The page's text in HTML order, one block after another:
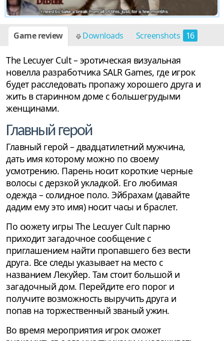
Game review Downloads Screenshots 16
The Lecuyer Cult – эротическая визуальная
новелла разработчика SALR Games, где игрок
будет расследовать пропажу хорошего друга и
жить в старинном доме с большегрудыми
женщинами.
Главный герой
Главный герой – двадцатилетний мужчина,
дать имя которому можно по своему
усмотрению. Парень носит короткие черные
волосы с дерзкой укладкой. Его любимая
одежда – солидное поло. Эйбрахам (давайте
дадим ему это имя) носит часы и браслет.
По сюжету игры The Lecuyer Cult парню
приходит загадочное сообщение с
приглашением найти пропавшего без вести
друга. Все следы указывает на место с
названием Лекуйер. Там стоит большой и
загадочный дом. Перейдите его порог и
получите возможность выручить друга и
попав на торжественный званый ужин.
Во время мероприятия игрок сможет